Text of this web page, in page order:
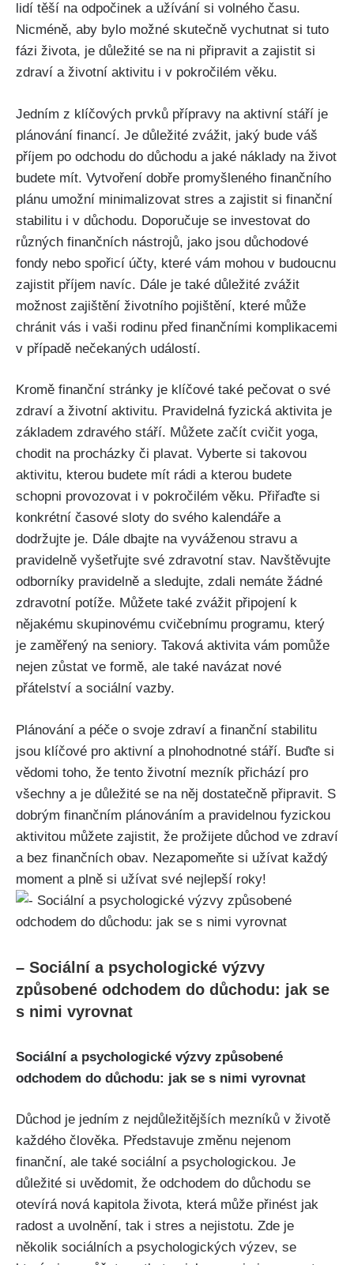
lidí těší na odpočinek a užívání si volného času.
Nicméně, aby bylo možné skutečně vychutnat si tuto
fázi života, je důležité se na ni připravit a zajistit si
zdraví a životní aktivitu i v pokročilém věku.
Jedním z klíčových prvků přípravy na aktivní stáří je
plánování financí. Je důležité zvážit, jaký bude váš
příjem po odchodu do důchodu a jaké náklady na život
budete mít. Vytvoření dobře promyšleného finančního
plánu umožní minimalizovat stres a zajistit si finanční
stabilitu i v důchodu. Doporučuje se investovat do
různých finančních nástrojů, jako jsou důchodové
fondy nebo spořicí účty, které vám mohou v budoucnu
zajistit příjem navíc. Dále je také důležité zvážit
možnost zajištění životního pojištění, které může
chránit vás i vaši rodinu před finančními komplikacemi
v případě nečekaných událostí.
Kromě finanční stránky je klíčové také pečovat o své
zdraví a životní aktivitu. Pravidelná fyzická aktivita je
základem zdravého stáří. Můžete začít cvičit yoga,
chodit na procházky či plavat. Vyberte si takovou
aktivitu, kterou budete mít rádi a kterou budete
schopni provozovat i v pokročilém věku. Přiřaďte si
konkrétní časové sloty do svého kalendáře a
dodržujte je. Dále dbajte na vyváženou stravu a
pravidelně vyšetřujte své zdravotní stav. Navštěvujte
odborníky pravidelně a sledujte, zdali nemáte žádné
zdravotní potíže. Můžete také zvážit připojení k
nějakému skupinovému cvičebnímu programu, který
je zaměřený na seniory. Taková aktivita vám pomůže
nejen zůstat ve formě, ale také navázat nové
přátelství a sociální vazby.
Plánování a péče o svoje zdraví a finanční stabilitu
jsou klíčové pro aktivní a plnohodnotné stáří. Buďte si
vědomi toho, že tento životní mezník přichází pro
všechny a je důležité se na něj dostatečně připravit. S
dobrým finančním plánováním a pravidelnou fyzickou
aktivitou můžete zajistit, že prožijete důchod ve zdraví
a bez finančních obav. Nezapomeňte si užívat každý
moment a plně si užívat své nejlepší roky!
– Sociální a psychologické výzvy
způsobené odchodem do důchodu: jak se
s nimi vyrovnat
Sociální a psychologické výzvy způsobené
odchodem do důchodu: jak se s nimi vyrovnat
Důchod je jedním z nejdůležitějších mezníků v životě
každého člověka. Představuje změnu nejenom
finanční, ale také sociální a psychologickou. Je
důležité si uvědomit, že odchodem do důchodu se
otevírá nová kapitola života, která může přinést jak
radost a uvolnění, tak i stres a nejistotu. Zde je
několik sociálních a psychologických výzev, se